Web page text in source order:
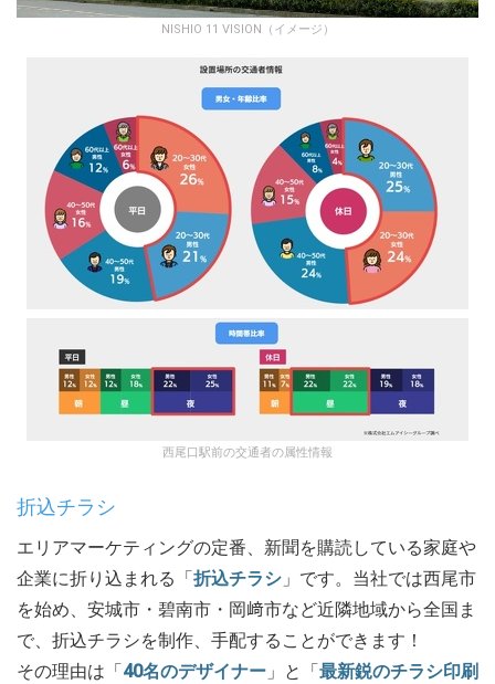
NISHIO 11 VISION（イメージ）
西尾口駅前の交通者の属性情報
折込チラシ
エリアマーケティングの定番、新聞を購読している家庭や
企業に折り込まれる「折込チラシ 」です。当社では西尾市
を始め、安城市・碧南市・岡﨑市など近隣地域から全国ま
で、折込チラシを制作、手配することができます！
その理由は「40名のデザイナー 」と「最新鋭のチラシ印刷